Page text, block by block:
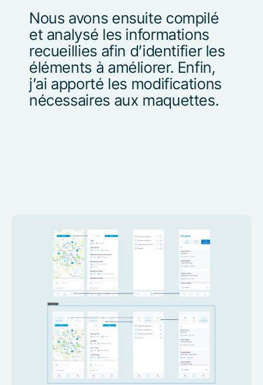
Nous avons ensuite compilé
et analysé les informations
recueillies afin d’identifier les
éléments à améliorer. Enfin,
j’ai apporté les modifications
nécessaires aux maquettes.